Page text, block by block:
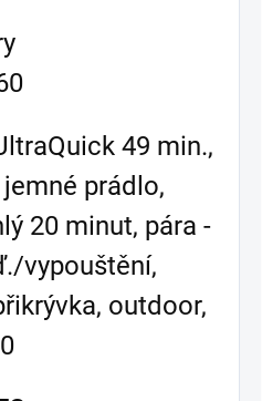
49 min.,
prádlo,
20 minut, pára -
vypouštění,
outdoor,